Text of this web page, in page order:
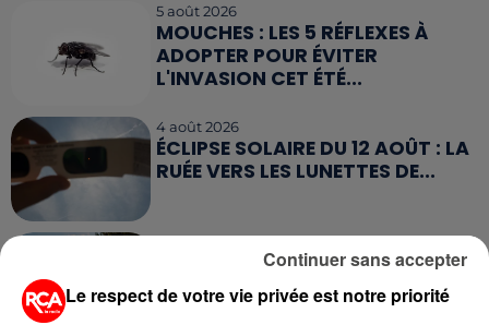
5 août 2026
MOUCHES : LES 5 RÉFLEXES À
ADOPTER POUR ÉVITER
L'INVASION CET ÉTÉ...
4 août 2026
ÉCLIPSE SOLAIRE DU 12 AOÛT : LA
RUÉE VERS LES LUNETTES DE...
CAMPING-CAR : CE QUE VOUS
AVEZ LE DROIT DE FAIRE... ET LES
ERREURS...
Le respect de votre vie privée est notre priorité
Continuer sans accepter